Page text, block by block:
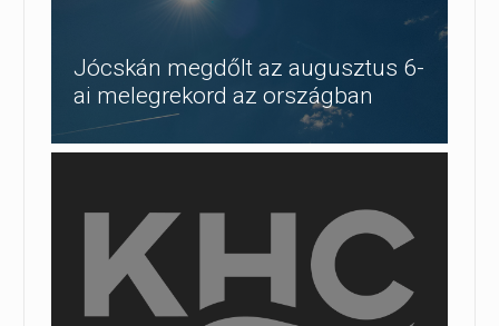
Jócskán megdőlt az augusztus 6-
ai melegrekord az országban